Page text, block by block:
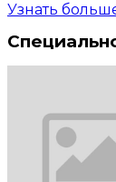
Узнать